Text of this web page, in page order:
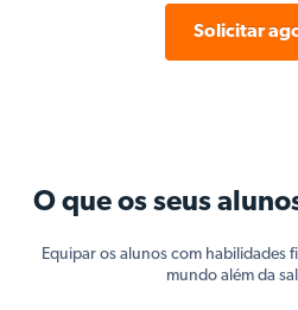
Solicitar
O que os seus
Equipar os alunos com habilidades
mundo além da